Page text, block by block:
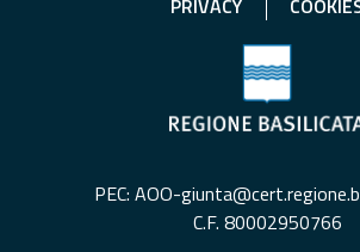
PRIVACY
PEC: AOO-
C.F. 80002950766